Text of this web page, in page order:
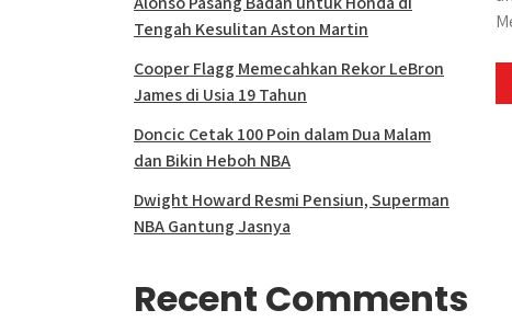
Tengah Kesulitan Aston Martin
Cooper Flagg Memecahkan Rekor LeBron
James di Usia 19 Tahun
Doncic Cetak 100 Poin dalam Dua Malam
dan Bikin Heboh NBA
Dwight Howard Resmi Pensiun, Superman
NBA Gantung Jasnya
Recent Comments